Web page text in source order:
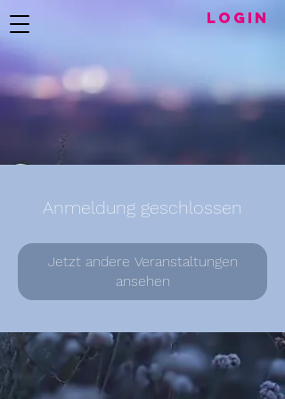
LogIN
Anmeldung geschlossen
Jetzt andere Veranstaltungen
ansehen